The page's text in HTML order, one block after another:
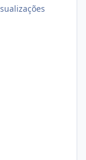
conta com